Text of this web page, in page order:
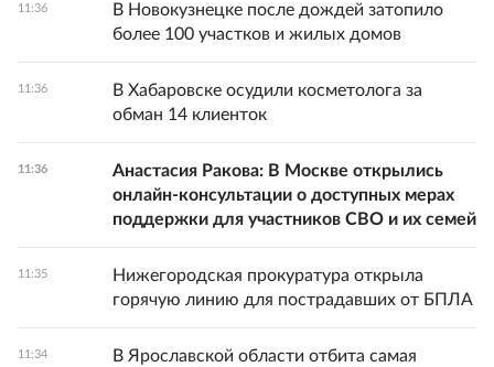
11:36
В Новокузнецке после дождей затопило
более 100 участков и жилых домов
11:36
В Хабаровске осудили косметолога за
обман 14 клиенток
11:36
Анастасия Ракова: В Москве открылись
онлайн-консультации о доступных мерах
поддержки для участников СВО и их семей
11:35
Нижегородская прокуратура открыла
горячую линию для пострадавших от БПЛА
11:34
В Ярославской области отбита самая